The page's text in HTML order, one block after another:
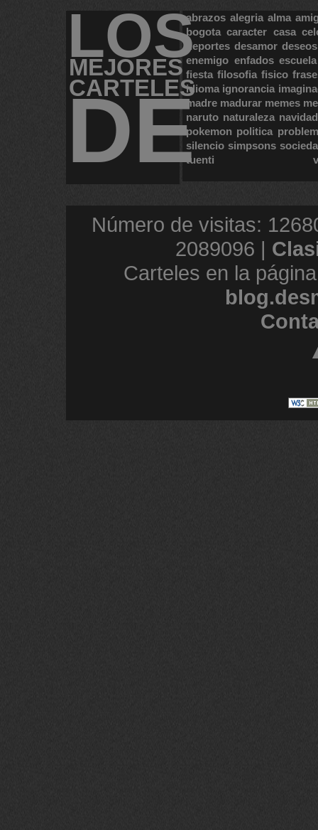
LOS
MEJORES
CARTELES
DE
abrazos alegria alma
bogota caracter casa
deportes desamor deseos
enemigo enfados escuela
fiesta filosofia fisico
idioma ignorancia
madre madurar memes
naruto naturaleza navidad
pokemon politica
silencio simpsons
tuenti
Número de visitas:
2089096 |
Carteles en la